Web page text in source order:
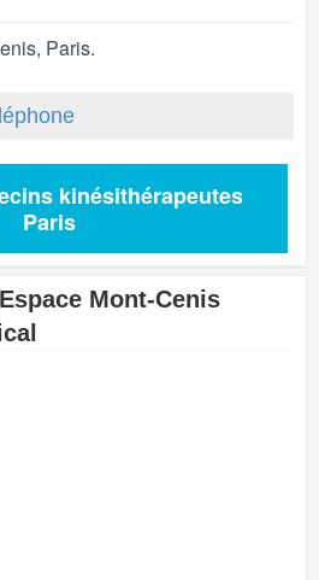
, Paris.
kinésithérapeutes
Paris
Mont-Cenis